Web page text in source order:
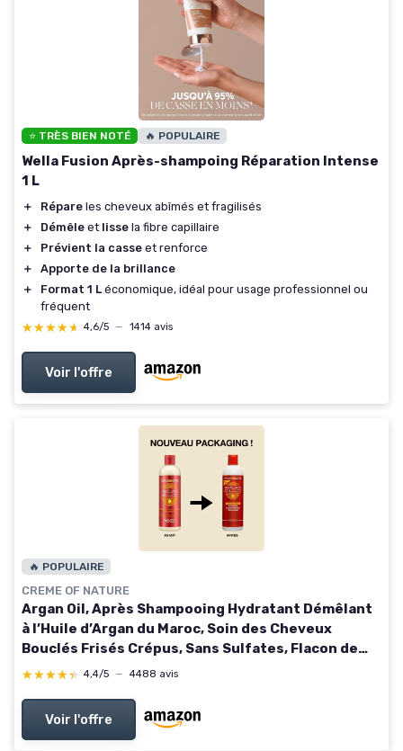
⭐ TRÈS BIEN NOTÉ 🔥 POPULAIRE
Wella Fusion Après-shampoing Réparation Intense
1 L
＋ Répare les cheveux abîmés et fragilisés
＋
Démêle et lisse la fibre capillaire
＋
Prévient la casse et renforce
＋
Apporte de la brillance
＋
Format 1 L économique, idéal pour usage professionnel ou
fréquent
★★★★★
★★★★★ 4,6/5 — 1414 avis
Voir l'offre
🔥 POPULAIRE
CREME OF NATURE
Argan Oil, Après Shampooing Hydratant Démêlant
à l’Huile d’Argan du Maroc, Soin des Cheveux
Bouclés Frisés Crépus, Sans Sulfates, Flacon de
354ml 354 ml (Lot de 1)
★★★★★
★★★★★ 4,4/5 — 4488 avis
Voir l'offre